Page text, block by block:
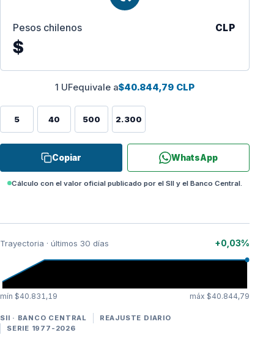
Trayectoria · últimos 30 días +0,03%
mín $40.831,19 máx $40.844,79
SII · BANCO CENTRAL
REAJUSTE DIARIO
SERIE 1977-2026
Pesos chilenos CLP
$
1 UFequivale a$40.844,79 CLP
5 40 500 2.300
Copiar WhatsApp
Cálculo con el valor oficial publicado por el SII y el Banco Central.